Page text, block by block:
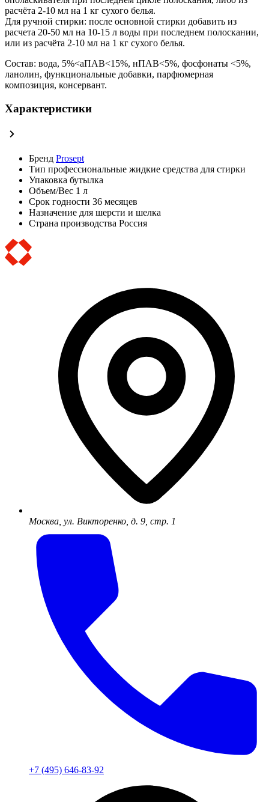
расчёта 2-10 мл на 1 кг сухого белья.
Для ручной стирки: после основной стирки добавить из
расчета 20-50 мл на 10-15 л воды при последнем полоскании,
или из расчёта 2-10 мл на 1 кг сухого белья.
Состав: вода, 5%<аПАВ<15%, нПАВ<5%, фосфонаты <5%,
ланолин, функциональные добавки, парфюмерная
композиция, консервант.
Характеристики
Бренд Prosept
Тип профессиональные жидкие средства для стирки
Упаковка бутылка
Объем/Вес 1 л
Срок годности 36 месяцев
Назначение для шерсти и шелка
Страна производства Россия
Москва, ул. Викторенко, д. 9, стр. 1
+7 (495) 646-83-92